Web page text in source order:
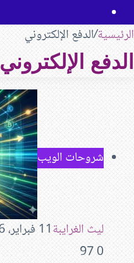
عنالرئيسية/الدفع الإلكتروني
الدفع الإلكتروني
شروحات الويب
ليث الغرايبة11 فبراير، 2026
0